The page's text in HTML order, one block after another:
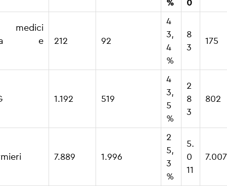
%
0
e
212 92
4
3,
4
%
8
3
175
1.192 519
4
3,
5
%
2
8
3
802
7.889 1.996
2
5,
3
%
5.
0
11
7.007